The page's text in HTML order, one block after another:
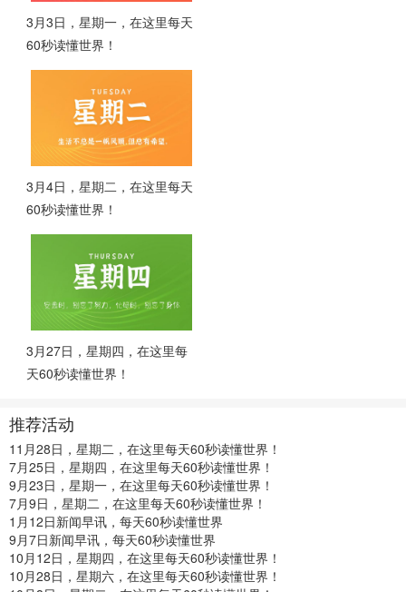
3月3日，星期一，在这里每天
60秒读懂世界！
3月4日，星期二，在这里每天
60秒读懂世界！
3月27日，星期四，在这里每
天60秒读懂世界！
推荐活动
11月28日，星期二，在这里每天60秒读懂世界！
7月25日，星期四，在这里每天60秒读懂世界！
9月23日，星期一，在这里每天60秒读懂世界！
7月9日，星期二，在这里每天60秒读懂世界！
1月12日新闻早讯，每天60秒读懂世界
9月7日新闻早讯，每天60秒读懂世界
10月12日，星期四，在这里每天60秒读懂世界！
10月28日，星期六，在这里每天60秒读懂世界！